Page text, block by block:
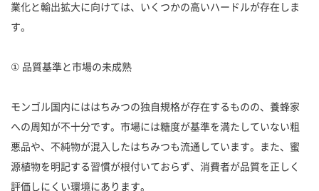
業化と輸出拡大に向けては、いくつかの高いハードルが存在しま
す。
① 品質基準と市場の未成熟
モンゴル国内にははちみつの独自規格が存在するものの、養蜂家
への周知が不十分です。市場には糖度が基準を満たしていない粗
悪品や、不純物が混入したはちみつも流通しています。また、蜜
源植物を明記する習慣が根付いておらず、消費者が品質を正しく
評価しにくい環境にあります。